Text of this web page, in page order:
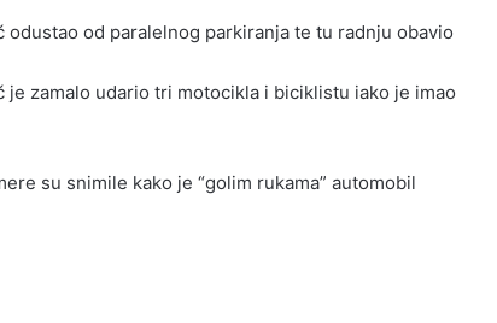
od paralelnog parkiranja te tu radnju obavio
zamalo udario tri motocikla i biciklistu iako je imao
su snimile kako je “golim rukama” automobil